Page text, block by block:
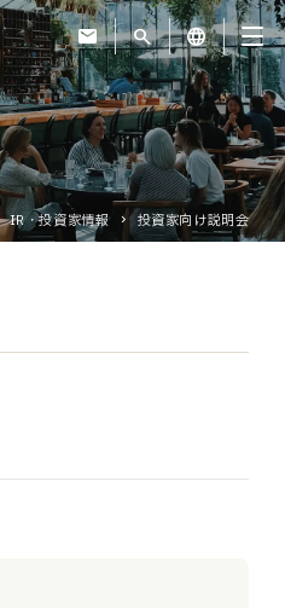
mail search language
IR・投資家情報 投資家向け説明会